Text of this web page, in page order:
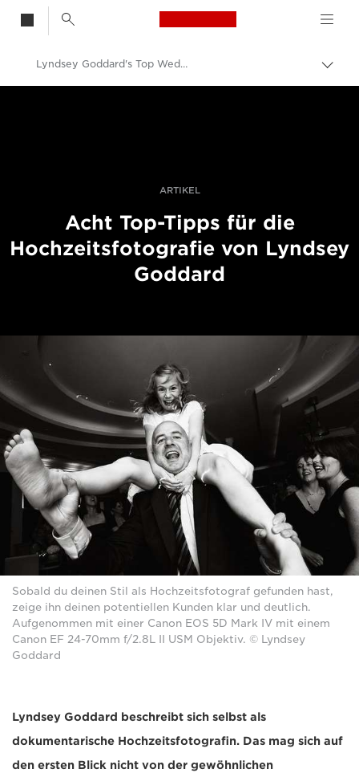
Canon Logo, back
Auf
Lyndsey Goddard's Top Wedding Photography Tips
ARTIKEL
Acht Top-Tipps für die
Hochzeitsfotografie von Lyndsey
Goddard
Sobald du deinen Stil als Hochzeitsfotograf gefunden hast,
zeige ihn deinen potentiellen Kunden klar und deutlich.
Aufgenommen mit einer Canon EOS 5D Mark IV mit einem
Canon EF 24-70mm f/2.8L II USM Objektiv. © Lyndsey
Goddard
Lyndsey Goddard beschreibt sich selbst als
dokumentarische Hochzeitsfotografin. Das mag sich auf
den ersten Blick nicht von der gewöhnlichen